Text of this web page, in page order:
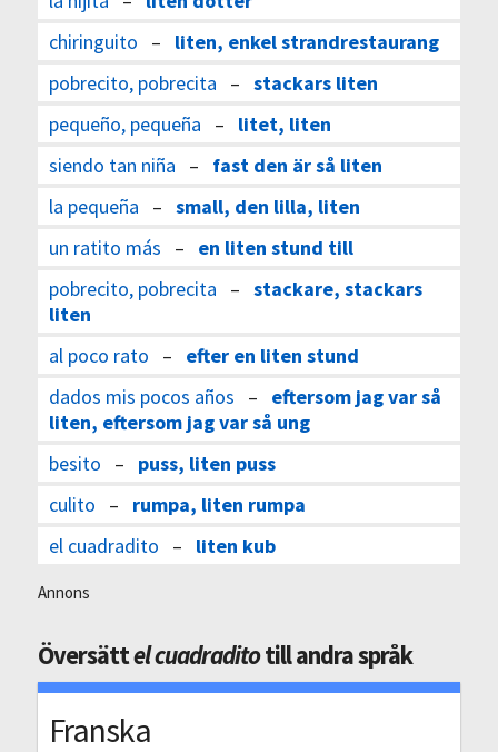
chiringuito – liten, enkel strandrestaurang
pobrecito, pobrecita – stackars liten
pequeño, pequeña – litet, liten
siendo tan niña – fast den är så liten
la pequeña – small, den lilla, liten
un ratito más – en liten stund till
pobrecito, pobrecita – stackare, stackars
liten
al poco rato – efter en liten stund
dados mis pocos años – eftersom jag var så
liten, eftersom jag var så ung
besito – puss, liten puss
culito – rumpa, liten rumpa
el cuadradito – liten kub
Annons
Översättel cuadraditotill andra språk
Franska